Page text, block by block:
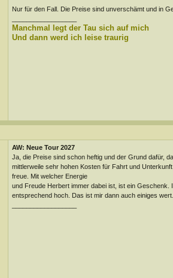
Nur für den Fall. Die Preise sind unverschämt und in
Manchmal legt der Tau sich auf mich
Und dann werd ich leise traurig
AW: Neue Tour 2027
Ja, die Preise sind schon heftig und der Grund dafür,
mittlerweile sehr hohen Kosten für Fahrt und
freue. Mit welcher Energie
und Freude Herbert immer dabei ist, ist ein
entsprechend hoch. Das ist mir dann auch einiges wert.